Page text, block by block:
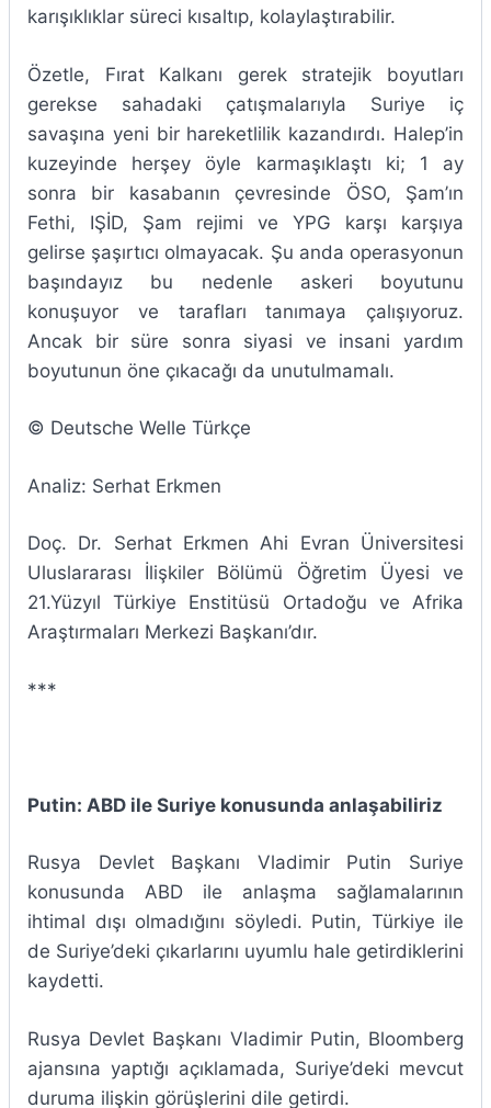
karışıklıklar süreci kısaltıp, kolaylaştırabilir.
Özetle, Fırat Kalkanı gerek stratejik boyutları
gerekse sahadaki çatışmalarıyla Suriye iç
savaşına yeni bir hareketlilik kazandırdı. Halep’in
kuzeyinde herşey öyle karmaşıklaştı ki; 1 ay
sonra bir kasabanın çevresinde ÖSO, Şam’ın
Fethi, IŞİD, Şam rejimi ve YPG karşı karşıya
gelirse şaşırtıcı olmayacak. Şu anda operasyonun
başındayız bu nedenle askeri boyutunu
konuşuyor ve tarafları tanımaya çalışıyoruz.
Ancak bir süre sonra siyasi ve insani yardım
boyutunun öne çıkacağı da unutulmamalı.
© Deutsche Welle Türkçe
Analiz: Serhat Erkmen
Doç. Dr. Serhat Erkmen Ahi Evran Üniversitesi
Uluslararası İlişkiler Bölümü Öğretim Üyesi ve
21.Yüzyıl Türkiye Enstitüsü Ortadoğu ve Afrika
Araştırmaları Merkezi Başkanı’dır.
***
Putin: ABD ile Suriye konusunda anlaşabiliriz
Rusya Devlet Başkanı Vladimir Putin Suriye
konusunda ABD ile anlaşma sağlamalarının
ihtimal dışı olmadığını söyledi. Putin, Türkiye ile
de Suriye’deki çıkarlarını uyumlu hale getirdiklerini
kaydetti.
Rusya Devlet Başkanı Vladimir Putin, Bloomberg
ajansına yaptığı açıklamada, Suriye’deki mevcut
duruma ilişkin görüşlerini dile getirdi.